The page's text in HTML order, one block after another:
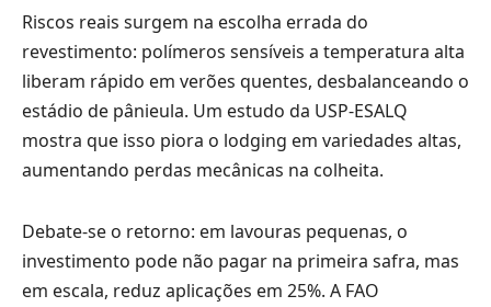
Riscos reais surgem na escolha errada do
revestimento: polímeros sensíveis a temperatura alta
liberam rápido em verões quentes, desbalanceando o
estádio de pânieula. Um estudo da USP-ESALQ
mostra que isso piora o lodging em variedades altas,
aumentando perdas mecânicas na colheita.
Debate-se o retorno: em lavouras pequenas, o
investimento pode não pagar na primeira safra, mas
em escala, reduz aplicações em 25%. A FAO